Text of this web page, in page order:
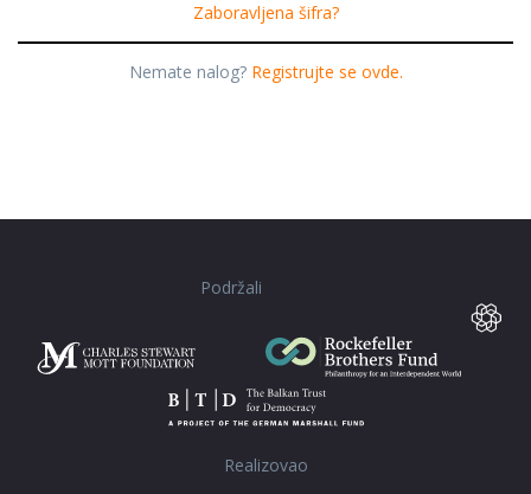
Zaboravljena šifra?
Nemate nalog? Registrujte se ovde.
Podržali
Realizovao